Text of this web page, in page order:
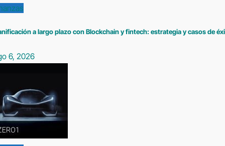
a largo plazo con Blockchain y fintech: estrategia y casos de
6, 2026